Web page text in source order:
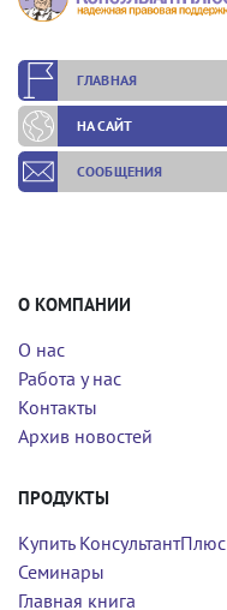
ГЛАВНАЯ
НА САЙТ
СООБЩЕНИЯ
О КОМПАНИИ
О нас
Работа у нас
Контакты
Архив новостей
ПРОДУКТЫ
Купить КонсультантПлюс
Семинары
Главная книга